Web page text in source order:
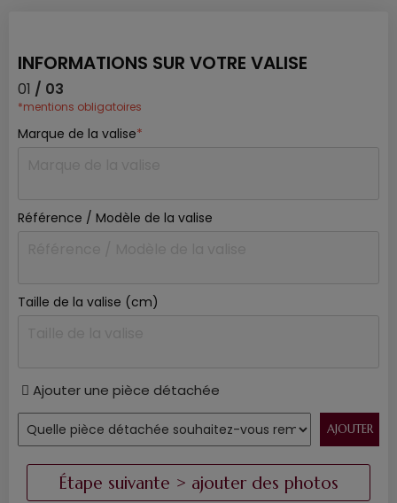
INFORMATIONS SUR VOTRE VALISE
01 / 03
*mentions obligatoires
Marque de la valise*
Référence / Modèle de la valise
Taille de la valise (cm)
Ajouter une pièce détachée